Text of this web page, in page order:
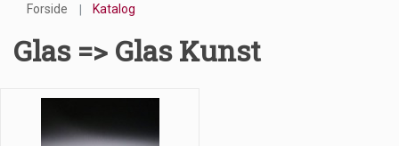
Forside Katalog
Glas => Glas Kunst